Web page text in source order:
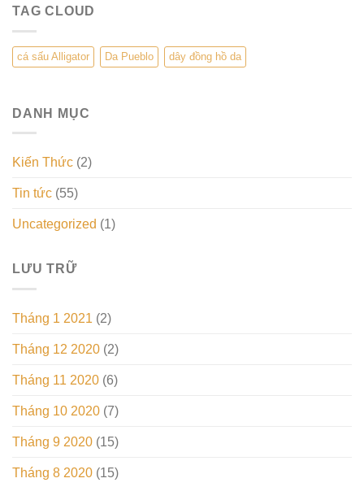
TAG CLOUD
cá sấu Alligator Da Pueblo dây đồng hồ da
DANH MỤC
Kiến Thức (2)
Tin tức (55)
Uncategorized (1)
LƯU TRỮ
Tháng 1 2021 (2)
Tháng 12 2020 (2)
Tháng 11 2020 (6)
Tháng 10 2020 (7)
Tháng 9 2020 (15)
Tháng 8 2020 (15)